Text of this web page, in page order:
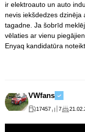
ir elektroauto un auto
nevis iekšdedzes
tagadne. Ja šobrīd
vēlaties ar vienu
Enyaq kandidatūra
VWfans
17457 7